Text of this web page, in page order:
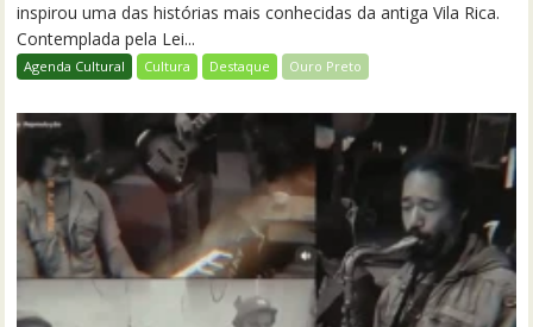
inspirou uma das histórias mais conhecidas da antiga Vila Rica.
Contemplada pela Lei...
Agenda Cultural Cultura Destaque Ouro Preto